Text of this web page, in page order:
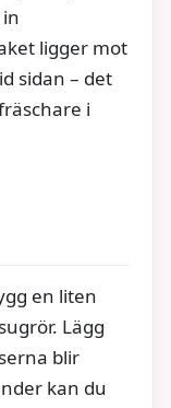
ligger mot
sidan – det
i
en liten
Lägg
blir
kan du